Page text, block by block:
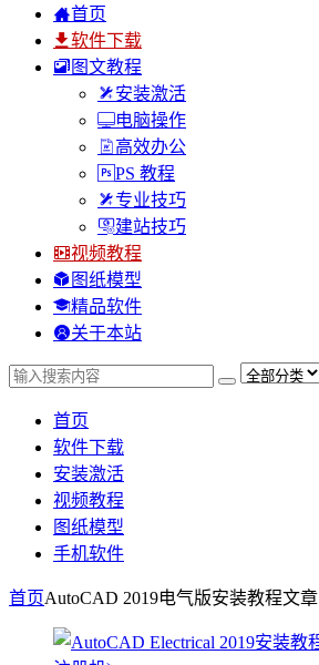
首页
软件下载
图文教程
安装激活
电脑操作
高效办公
PS 教程
专业技巧
建站技巧
视频教程
图纸模型
精品软件
关于本站
首页
软件下载
安装激活
视频教程
图纸模型
手机软件
首页AutoCAD 2019电气版安装教程文章